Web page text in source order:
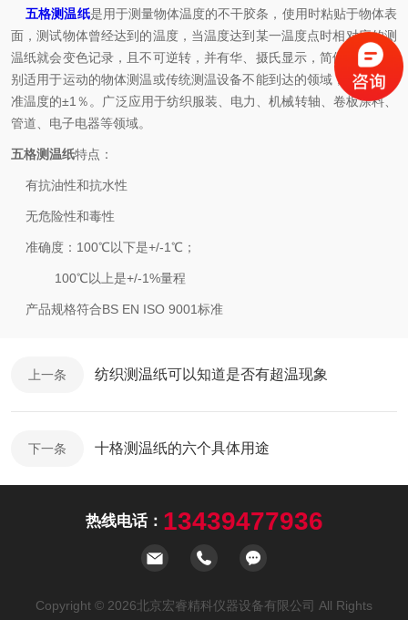
五格测温纸是用于测量物体温度的不干胶条，使用时粘贴于物体表
面，测试物体曾经达到的温度，当温度达到某一温度点时相对应的测
温纸就会变色记录，且不可逆转，并有华、摄氏显示，简便直观。特
别适用于运动的物体测温或传统测温设备不能到达的领域，精度为标
准温度的±1％。广泛应用于纺织服装、电力、机械转轴、卷板涂料、
管道、电子电器等领域。
五格测温纸特点：
有抗油性和抗水性
无危险性和毒性
准确度：100℃以下是+/-1℃；
100℃以上是+/-1%量程
产品规格符合BS EN ISO 9001标准
上一条 纺织测温纸可以知道是否有超温现象
下一条 十格测温纸的六个具体用途
热线电话： 13439477936
Copyright © 2026北京宏睿精科仪器设备有限公司 All Rights